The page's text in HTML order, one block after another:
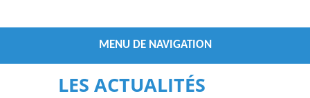
MENU DE NAVIGATION
Vous êtes ici : Accueil /Les Actualités
LES ACTUALITÉS